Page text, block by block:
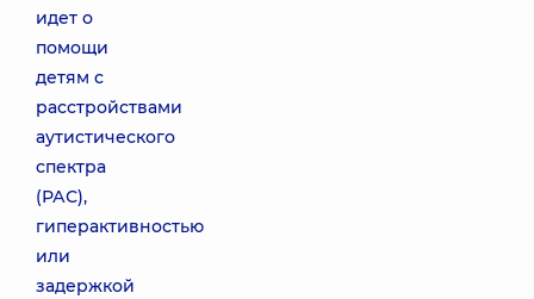
идет о
помощи
детям с
расстройствами
аутистического
спектра
(РАС),
гиперактивностью
или
задержкой